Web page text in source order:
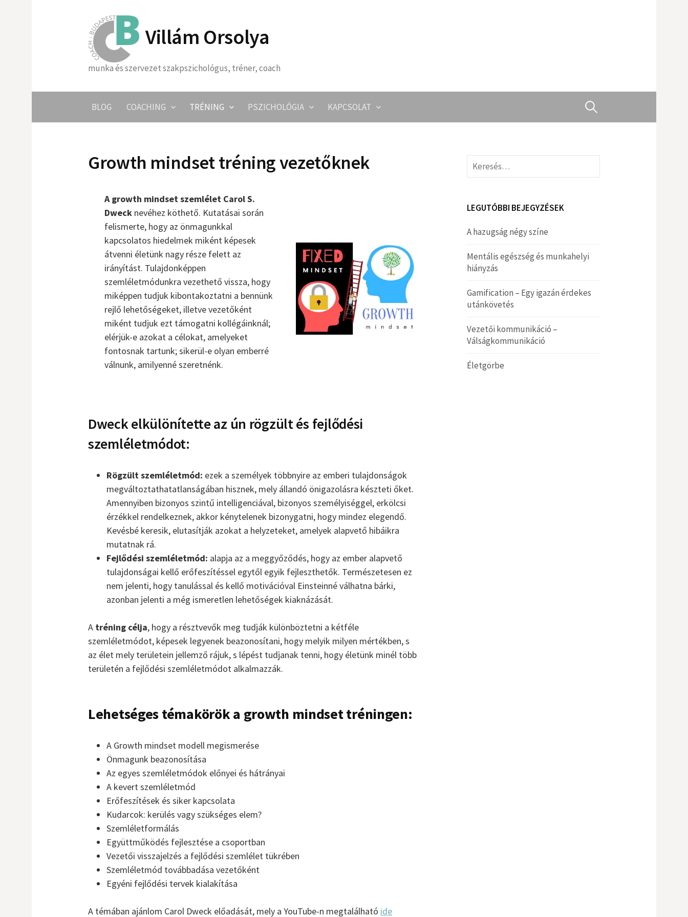
Villám Orsolya
munka és szervezet szakpszichológus, tréner, coach
BLOG COACHING TRÉNING PSZICHOLÓGIA KAPCSOLAT Keresés:
Growth mindset tréning vezetőknek
A growth mindset szemlélet Carol S.
Dweck nevéhez köthető. Kutatásai során
felismerte, hogy az önmagunkkal
kapcsolatos hiedelmek miként képesek
átvenni életünk nagy része felett az
irányítást. Tulajdonképpen
szemléletmódunkra vezethető vissza, hogy
miképpen tudjuk kibontakoztatni a bennünk
rejlő lehetőségeket, illetve vezetőként
miként tudjuk ezt támogatni kollégáinknál;
elérjük-e azokat a célokat, amelyeket
fontosnak tartunk; sikerül-e olyan emberré
válnunk, amilyenné szeretnénk.
Dweck elkülönítette az ún rögzült és fejlődési
szemléletmódot:
Rögzült szemléletmód: ezek a személyek többnyire az emberi tulajdonságok
megváltoztathatatlanságában hisznek, mely állandó önigazolásra készteti őket.
Amennyiben bizonyos szintű intelligenciával, bizonyos személyiséggel, erkölcsi
érzékkel rendelkeznek, akkor kénytelenek bizonygatni, hogy mindez elegendő.
Kevésbé keresik, elutasítják azokat a helyzeteket, amelyek alapvető hibáikra
mutatnak rá.
Fejlődési szemléletmód: alapja az a meggyőződés, hogy az ember alapvető
tulajdonságai kellő erőfeszítéssel egytől egyik fejleszthetők. Természetesen ez
nem jelenti, hogy tanulással és kellő motivációval Einsteinné válhatna bárki,
azonban jelenti a még ismeretlen lehetőségek kiaknázását.
A tréning célja, hogy a résztvevők meg tudják különböztetni a kétféle
szemléletmódot, képesek legyenek beazonosítani, hogy melyik milyen mértékben, s
az élet mely területein jellemző rájuk, s lépést tudjanak tenni, hogy életünk minél több
területén a fejlődési szemléletmódot alkalmazzák.
Lehetséges témakörök a growth mindset tréningen:
A Growth mindset modell megismerése
Önmagunk beazonosítása
Az egyes szemléletmódok előnyei és hátrányai
A kevert szemléletmód
Erőfeszítések és siker kapcsolata
Kudarcok: kerülés vagy szükséges elem?
Szemléletformálás
Együttműködés fejlesztése a csoportban
Vezetői visszajelzés a fejlődési szemlélet tükrében
Szemléletmód továbbadása vezetőként
Egyéni fejlődési tervek kialakítása
A témában ajánlom Carol Dweck előadását, mely a YouTube-n megtalálható ide
Keresés:
LEGUTÓBBI BEJEGYZÉSEK
A hazugság négy színe
Mentális egészség és munkahelyi
hiányzás
Gamification – Egy igazán érdekes
utánkövetés
Vezetői kommunikáció –
Válságkommunikáció
Életgörbe